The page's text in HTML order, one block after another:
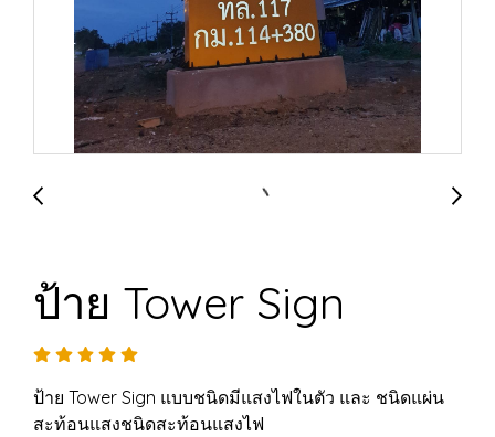
ป้าย Tower Sign
ป้าย Tower Sign แบบชนิดมีแสงไฟในตัว และ ชนิดแผ่น
สะท้อนแสงชนิดสะท้อนแสงไฟ